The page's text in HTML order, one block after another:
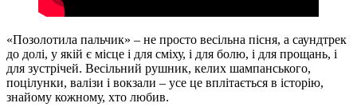
«Позолотила пальчик» – не просто весільна пісня, а саундтрек
до долі, у якій є місце і для сміху, і для болю, і для прощань, і
для зустрічей. Весільний рушник, келих шампанського,
поцілунки, валізи і вокзали – усе це вплітається в історію,
знайому кожному, хто любив.